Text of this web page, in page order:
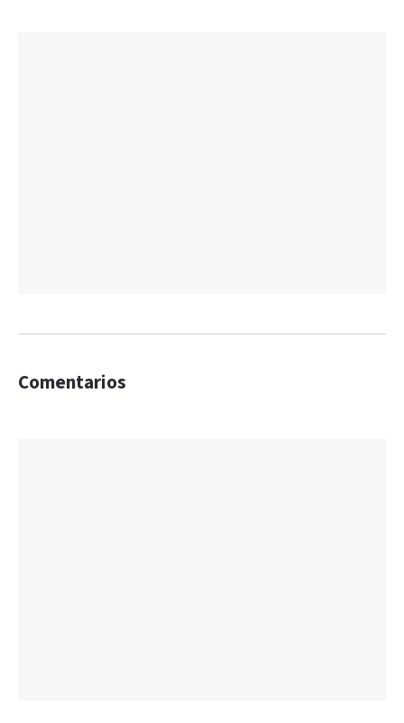
Comentarios